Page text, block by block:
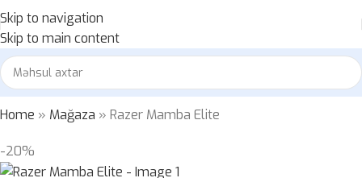
Skip to navigation
Skip to main content
Home » Mağaza » Razer Mamba Elite
-20%